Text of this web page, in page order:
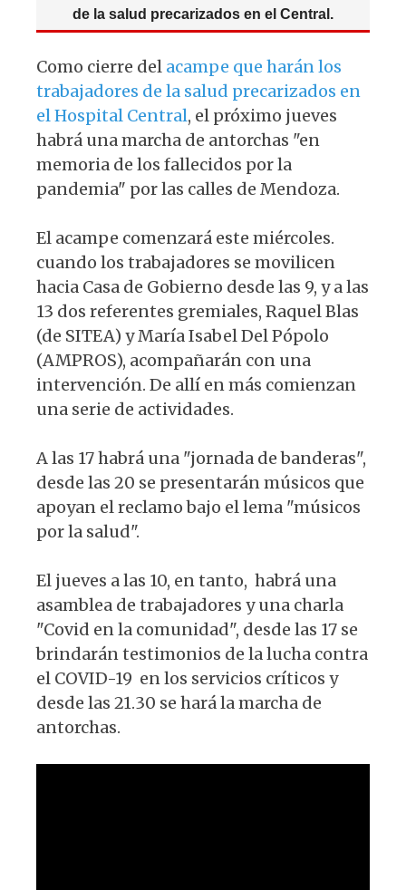
de la salud precarizados en el Central.
Como cierre del acampe que harán los
trabajadores de la salud precarizados en
el Hospital Central, el próximo jueves
habrá una marcha de antorchas "en
memoria de los fallecidos por la
pandemia" por las calles de Mendoza.
El acampe comenzará este miércoles.
cuando los trabajadores se movilicen
hacia Casa de Gobierno desde las 9, y a las
13 dos referentes gremiales, Raquel Blas
(de SITEA) y María Isabel Del Pópolo
(AMPROS), acompañarán con una
intervención. De allí en más comienzan
una serie de actividades.
A las 17 habrá una "jornada de banderas",
desde las 20 se presentarán músicos que
apoyan el reclamo bajo el lema "músicos
por la salud".
El jueves a las 10, en tanto, habrá una
asamblea de trabajadores y una charla
"Covid en la comunidad", desde las 17 se
brindarán testimonios de la lucha contra
el COVID-19 en los servicios críticos y
desde las 21.30 se hará la marcha de
antorchas.